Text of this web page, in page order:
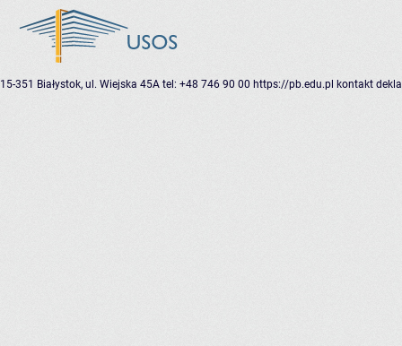
15-351 Białystok, ul. Wiejska 45A tel: +48 746 90 00 https://pb.edu.pl kontakt